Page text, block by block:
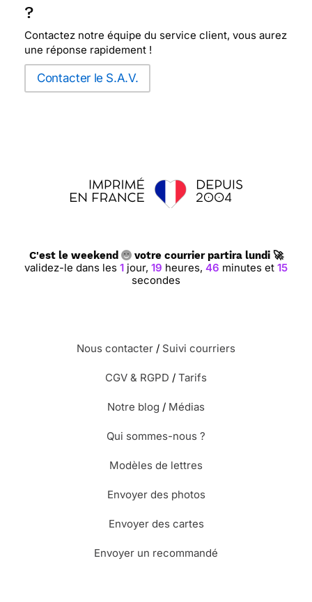
?
Contactez notre équipe du service client, vous aurez
une réponse rapidement !
Contacter le S.A.V.
C'est le weekend votre courrier partira lundi 🚀
validez-le dans les 1 jour, 19 heures, 46 minutes et 15
secondes
Nous contacter / Suivi courriers
CGV & RGPD / Tarifs
Notre blog / Médias
Qui sommes-nous ?
Modèles de lettres
Envoyer des photos
Envoyer des cartes
Envoyer un recommandé